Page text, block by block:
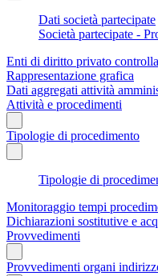
Dati società partecipate
Società partecipate -
Enti di diritto privato
Rappresentazione grafica
Dati aggregati attività
Attività e procedimenti
Tipologie di procedimento
Tipologie di
Monitoraggio tempi
Dichiarazioni sostitutive e
Provvedimenti
Provvedimenti organi